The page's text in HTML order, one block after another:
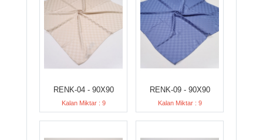
RENK-04 - 90X90
Kalan Miktar : 9
RENK-09 - 90X90
Kalan Miktar : 9